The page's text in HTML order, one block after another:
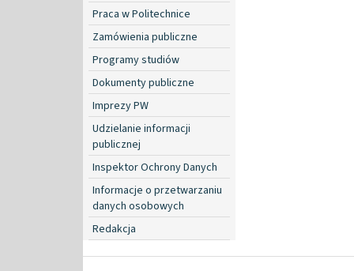
Praca w Politechnice
Zamówienia publiczne
Programy studiów
Dokumenty publiczne
Imprezy PW
Udzielanie informacji
publicznej
Inspektor Ochrony Danych
Informacje o przetwarzaniu
danych osobowych
Redakcja